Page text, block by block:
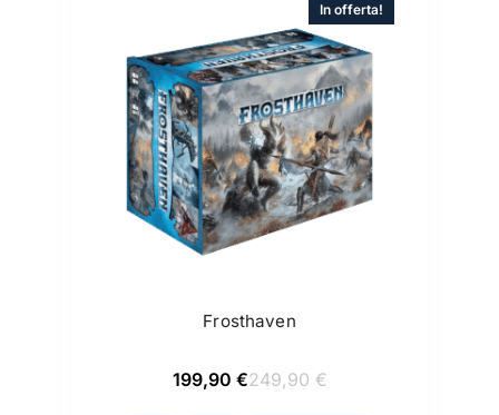
In offerta!
Frosthaven
249,90 €
Il
prezzo
199,90 €Il
prezzo